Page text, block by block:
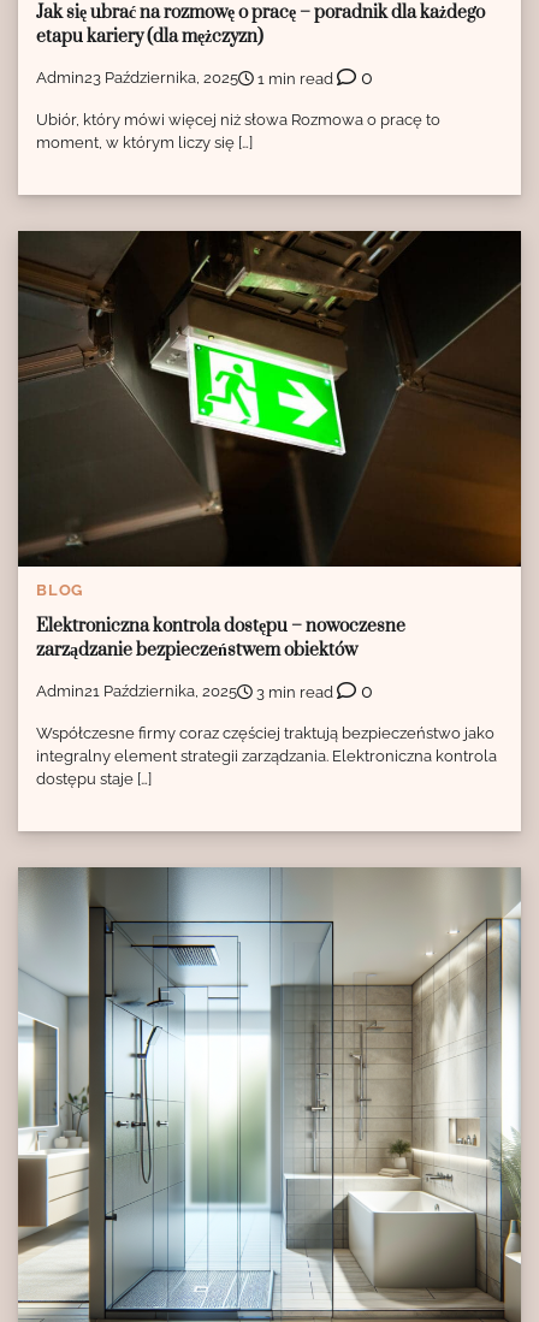
Jak się ubrać na rozmowę o pracę – poradnik dla każdego
etapu kariery (dla mężczyzn)
Admin23 Października, 2025 1 min read 0
Ubiór, który mówi więcej niż słowa Rozmowa o pracę to
moment, w którym liczy się […]
BLOG
Elektroniczna kontrola dostępu – nowoczesne
zarządzanie bezpieczeństwem obiektów
Admin21 Października, 2025 3 min read 0
Współczesne firmy coraz częściej traktują bezpieczeństwo jako
integralny element strategii zarządzania. Elektroniczna kontrola
dostępu staje […]